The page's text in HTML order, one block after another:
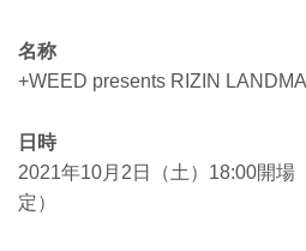
名称
+WEED presents RIZIN
日時
2021年10月2日（土）18:00開場
定）